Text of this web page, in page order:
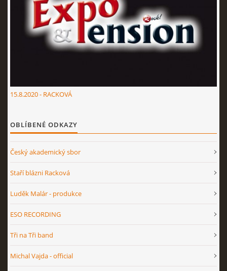
721 468 286
© 2026 eStránky.cz |WebSlice Tisk|Aktualizováno: 3. 8. 2026
Nahoru ↑
15.8.2020 - RACKOVÁ
OBLÍBENÉ ODKAZY
Český akademický sbor
Staří blázni Racková
Luděk Malár - produkce
ESO RECORDING
Tři na Tři band
Michal Vajda - official